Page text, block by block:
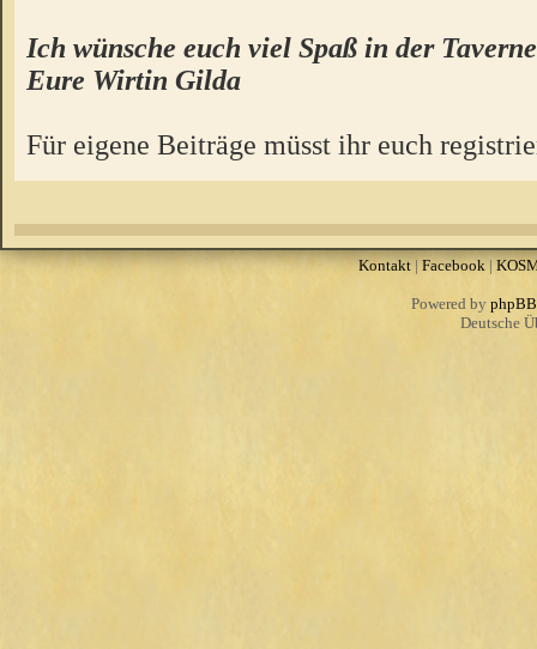
Ich wünsche euch viel Spaß in der
Eure Wirtin Gilda
Für eigene Beiträge müsst ihr euch
Kontakt| Facebook |
Powered by phpBB
Deutsche